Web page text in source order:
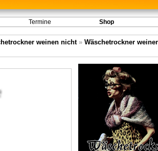
Termine Shop
weinen nicht» Wäschetrockner